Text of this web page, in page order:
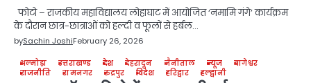
फोटो – राजकीय महाविद्यालय लोहाघाट में आयोजित ‘नमामि गंगे’ कार्यक्रम
के दौरान छात्र-छात्राओं को हल्दी व फूलों से हर्बल…
bySachin JoshiFebruary 26, 2026
अल्मोड़ा उत्तराखण्ड देश देहरादून नैनीताल न्यूज
बागेश्वर
राजनीति
रामनगर रुद्रपुर विदेश हरिद्वार हल्द्वानी